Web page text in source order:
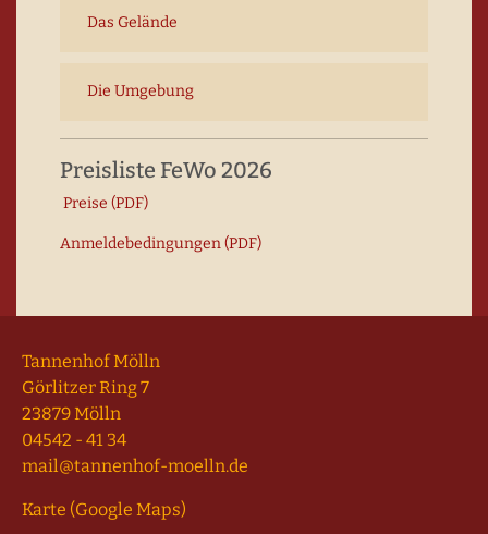
Das Gelände
Die Umgebung
Preisliste FeWo 2026
Preise (PDF)
Anmeldebedingungen (PDF)
Tannenhof Mölln
Görlitzer Ring 7
23879 Mölln
04542 - 41 34
mail@tannenhof-moelln.de
Karte (Google Maps)